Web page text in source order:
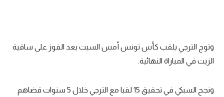
سعودي في الجول
وتوج الترجي بلقب كأس تونس أمس السبت بعد الفوز على ساقية
الزيت في المباراة النهائية.
ونجح السبكي في تحقيق 15 لقبا مع الترجي خلال 5 سنوات قضاهم